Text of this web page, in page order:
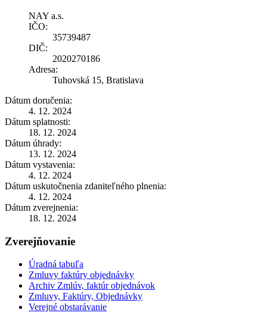
NAY a.s.
IČO:
35739487
DIČ:
2020270186
Adresa:
Tuhovská 15, Bratislava
Dátum doručenia:
4. 12. 2024
Dátum splatnosti:
18. 12. 2024
Dátum úhrady:
13. 12. 2024
Dátum vystavenia:
4. 12. 2024
Dátum uskutočnenia zdaniteľného plnenia:
4. 12. 2024
Dátum zverejnenia:
18. 12. 2024
Zverejňovanie
Úradná tabuľa
Zmluvy faktúry objednávky
Archiv Zmlúv, faktúr objednávok
Zmluvy, Faktúry, Objednávky
Verejné obstarávanie